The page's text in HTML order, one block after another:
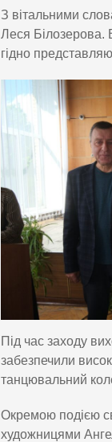
З вітальними
Леся Білозерова.
гідно
Під час заходу
забезпечили
танцювальний
Окремою подією
художницями